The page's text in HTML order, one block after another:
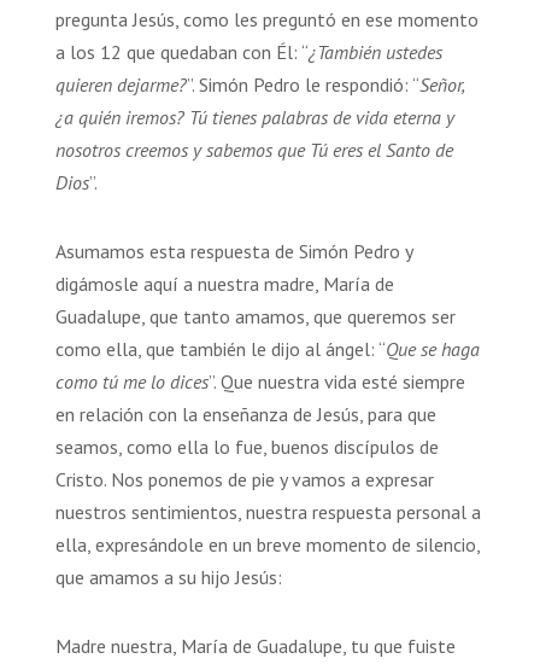
pregunta Jesús, como les preguntó en ese momento
a los 12 que quedaban con Él: “¿También ustedes
quieren dejarme?”. Simón Pedro le respondió: “Señor,
¿a quién iremos? Tú tienes palabras de vida eterna y
nosotros creemos y sabemos que Tú eres el Santo de
Dios”.
Asumamos esta respuesta de Simón Pedro y
digámosle aquí a nuestra madre, María de
Guadalupe, que tanto amamos, que queremos ser
como ella, que también le dijo al ángel: “Que se haga
como tú me lo dices”. Que nuestra vida esté siempre
en relación con la enseñanza de Jesús, para que
seamos, como ella lo fue, buenos discípulos de
Cristo. Nos ponemos de pie y vamos a expresar
nuestros sentimientos, nuestra respuesta personal a
ella, expresándole en un breve momento de silencio,
que amamos a su hijo Jesús:
Madre nuestra, María de Guadalupe, tu que fuiste